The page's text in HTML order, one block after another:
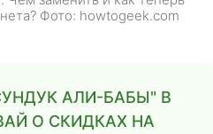
Фото: howtogeek.com
АЛИ-БАБЫ" В
О СКИДКАХ НА